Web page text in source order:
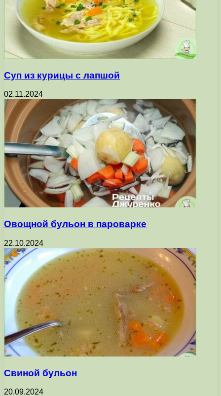
Суп из курицы с лапшой
02.11.2024
Овощной бульон в пароварке
22.10.2024
Свиной бульон
20.09.2024